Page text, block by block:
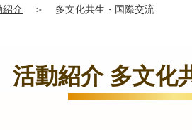
紹介 ＞ 多文化共生・国際交流
活動紹介 多文化